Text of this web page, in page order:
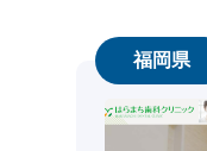
福岡県